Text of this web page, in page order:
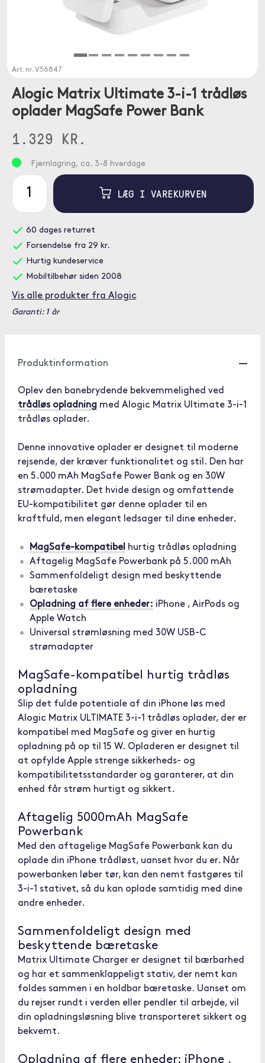
Art. nr. V56847
Alogic Matrix Ultimate 3-i-1 trådløs
oplader MagSafe Power Bank
1.329 KR.
Fjernlagring, ca. 3-8 hverdage
LÆG I VAREKURVEN
60 dages returret
Forsendelse fra 29 kr.
Hurtig kundeservice
Mobiltilbehør siden 2008
Vis alle produkter fra Alogic
Garanti: 1 år
Produktinformation
Oplev den banebrydende bekvemmelighed ved
trådløs opladning med Alogic Matrix Ultimate 3-i-1
trådløs oplader.
Denne innovative oplader er designet til moderne
rejsende, der kræver funktionalitet og stil. Den har
en 5.000 mAh MagSafe Power Bank og en 30W
strømadapter. Det hvide design og omfattende
EU-kompatibilitet gør denne oplader til en
kraftfuld, men elegant ledsager til dine enheder.
MagSafe-kompatibel hurtig trådløs opladning
Aftagelig MagSafe Powerbank på 5.000 mAh
Sammenfoldeligt design med beskyttende
bæretaske
Opladning af flere enheder: iPhone , AirPods og
Apple Watch
Universal strømløsning med 30W USB-C
strømadapter
MagSafe-kompatibel hurtig trådløs
opladning
Slip det fulde potentiale af din iPhone løs med
Alogic Matrix ULTIMATE 3-i-1 trådløs oplader, der er
kompatibel med MagSafe og giver en hurtig
opladning på op til 15 W. Opladeren er designet til
at opfylde Apple strenge sikkerheds- og
kompatibilitetsstandarder og garanterer, at din
enhed får strøm hurtigt og sikkert.
Aftagelig 5000mAh MagSafe
Powerbank
Med den aftagelige MagSafe Powerbank kan du
oplade din iPhone trådløst, uanset hvor du er. Når
powerbanken løber tør, kan den nemt fastgøres til
3-i-1 stativet, så du kan oplade samtidig med dine
andre enheder.
Sammenfoldeligt design med
beskyttende bæretaske
Matrix Ultimate Charger er designet til bærbarhed
og har et sammenklappeligt stativ, der nemt kan
foldes sammen i en holdbar bæretaske. Uanset om
du rejser rundt i verden eller pendler til arbejde, vil
din opladningsløsning blive transporteret sikkert og
bekvemt.
Opladning af flere enheder: iPhone ,